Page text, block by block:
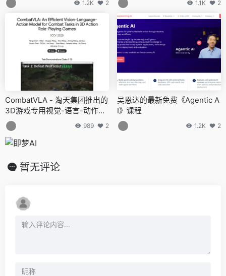
1.2K 2 1.1K 2
CombatVLA - 淘天集团推出的
3D游戏专用视觉-语言-动作模
型
989 2
吴恩达的最新免费《Agentic A
I》课程
1.2K 2
暂无评论